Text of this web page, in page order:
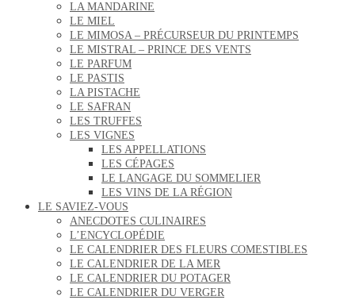
LA MANDARINE
LE MIEL
LE MIMOSA – PRÉCURSEUR DU PRINTEMPS
LE MISTRAL – PRINCE DES VENTS
LE PARFUM
LE PASTIS
LA PISTACHE
LE SAFRAN
LES TRUFFES
LES VIGNES
LES APPELLATIONS
LES CÉPAGES
LE LANGAGE DU SOMMELIER
LES VINS DE LA RÉGION
LE SAVIEZ-VOUS
ANECDOTES CULINAIRES
L’ENCYCLOPÉDIE
LE CALENDRIER DES FLEURS COMESTIBLES
LE CALENDRIER DE LA MER
LE CALENDRIER DU POTAGER
LE CALENDRIER DU VERGER